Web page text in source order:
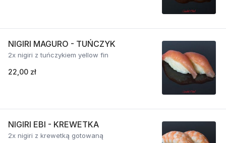
NIGIRI MAGURO - TUŃCZYK
2x nigiri z tuńczykiem yellow fin
22,00 zł
NIGIRI EBI - KREWETKA
2x nigiri z krewetką gotowaną